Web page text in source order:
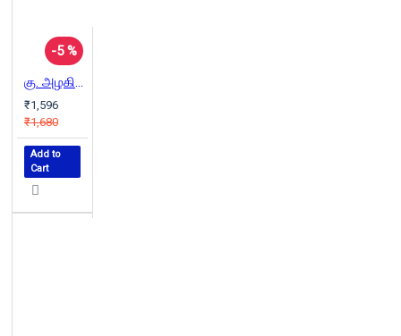
-5 %
கு. அழகிரிசாமி சிறுகதைகள்
₹1,596
₹1,680
Add to
Cart